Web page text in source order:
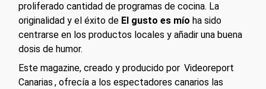
proliferado cantidad de programas de cocina. La
originalidad y el éxito de El gusto es mío ha sido
centrarse en los productos locales y añadir una buena
dosis de humor.
Este magazine, creado y producido por Videoreport
Canarias , ofrecía a los espectadores canarios las